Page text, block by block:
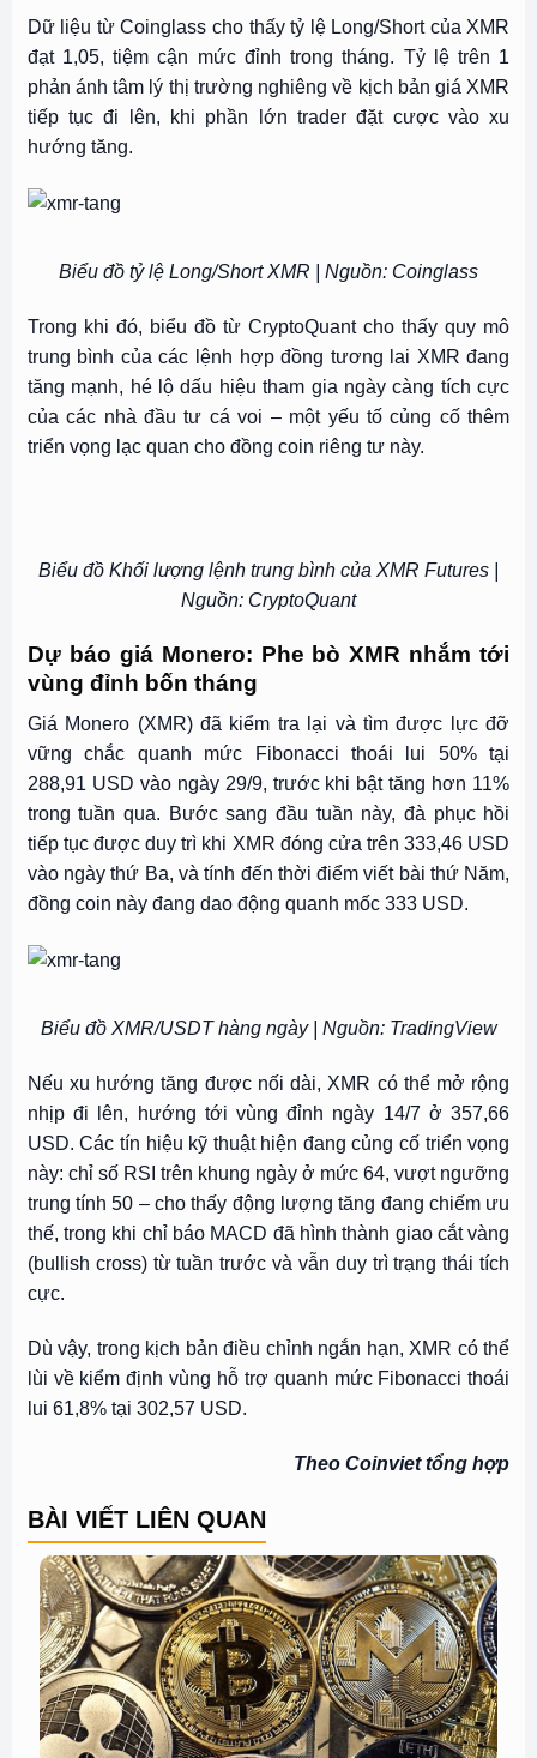
Dữ liệu từ Coinglass cho thấy tỷ lệ Long/Short của XMR
đạt 1,05, tiệm cận mức đỉnh trong tháng. Tỷ lệ trên 1
phản ánh tâm lý thị trường nghiêng về kịch bản giá XMR
tiếp tục đi lên, khi phần lớn trader đặt cược vào xu
hướng tăng.
Biểu đồ tỷ lệ Long/Short XMR | Nguồn: Coinglass
Trong khi đó, biểu đồ từ CryptoQuant cho thấy quy mô
trung bình của các lệnh hợp đồng tương lai XMR đang
tăng mạnh, hé lộ dấu hiệu tham gia ngày càng tích cực
của các nhà đầu tư cá voi – một yếu tố củng cố thêm
triển vọng lạc quan cho đồng coin riêng tư này.
Biểu đồ Khối lượng lệnh trung bình của XMR Futures |
Nguồn: CryptoQuant
Dự báo giá Monero: Phe bò XMR nhắm tới
vùng đỉnh bốn tháng
Giá Monero (XMR) đã kiểm tra lại và tìm được lực đỡ
vững chắc quanh mức Fibonacci thoái lui 50% tại
288,91 USD vào ngày 29/9, trước khi bật tăng hơn 11%
trong tuần qua. Bước sang đầu tuần này, đà phục hồi
tiếp tục được duy trì khi XMR đóng cửa trên 333,46 USD
vào ngày thứ Ba, và tính đến thời điểm viết bài thứ Năm,
đồng coin này đang dao động quanh mốc 333 USD.
Biểu đồ XMR/USDT hàng ngày | Nguồn: TradingView
Nếu xu hướng tăng được nối dài, XMR có thể mở rộng
nhịp đi lên, hướng tới vùng đỉnh ngày 14/7 ở 357,66
USD. Các tín hiệu kỹ thuật hiện đang củng cố triển vọng
này: chỉ số RSI trên khung ngày ở mức 64, vượt ngưỡng
trung tính 50 – cho thấy động lượng tăng đang chiếm ưu
thế, trong khi chỉ báo MACD đã hình thành giao cắt vàng
(bullish cross) từ tuần trước và vẫn duy trì trạng thái tích
cực.
Dù vậy, trong kịch bản điều chỉnh ngắn hạn, XMR có thể
lùi về kiểm định vùng hỗ trợ quanh mức Fibonacci thoái
lui 61,8% tại 302,57 USD.
Theo Coinviet tổng hợp
BÀI VIẾT LIÊN QUAN